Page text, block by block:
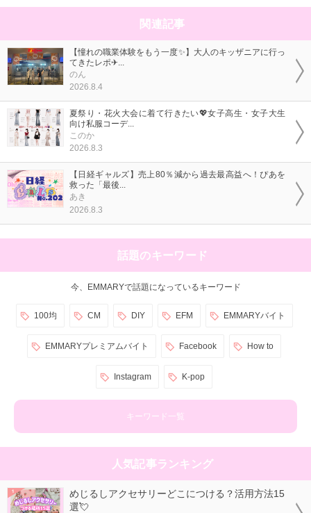
関連記事
【憧れの職業体験をもう一度✨】大人のキッザニアに行っ
てきたレポ✈...
のん
2026.8.4
夏祭り・花火大会に着て行きたい💖女子高生・女子大生
向け私服コーデ...
このか
2026.8.3
【日経ギャルズ】売上80％減から過去最高益へ！ぴあを
救った「最後...
あき
2026.8.3
話題のキーワード
今、EMMARYで話題になっているキーワード
100均 CM DIY EFM EMMARYバイト
EMMARYプレミアムバイト Facebook How to
Instagram K-pop
キーワード一覧
人気記事ランキング
めじるしアクセサリーどこにつける？活用方法15
選💘